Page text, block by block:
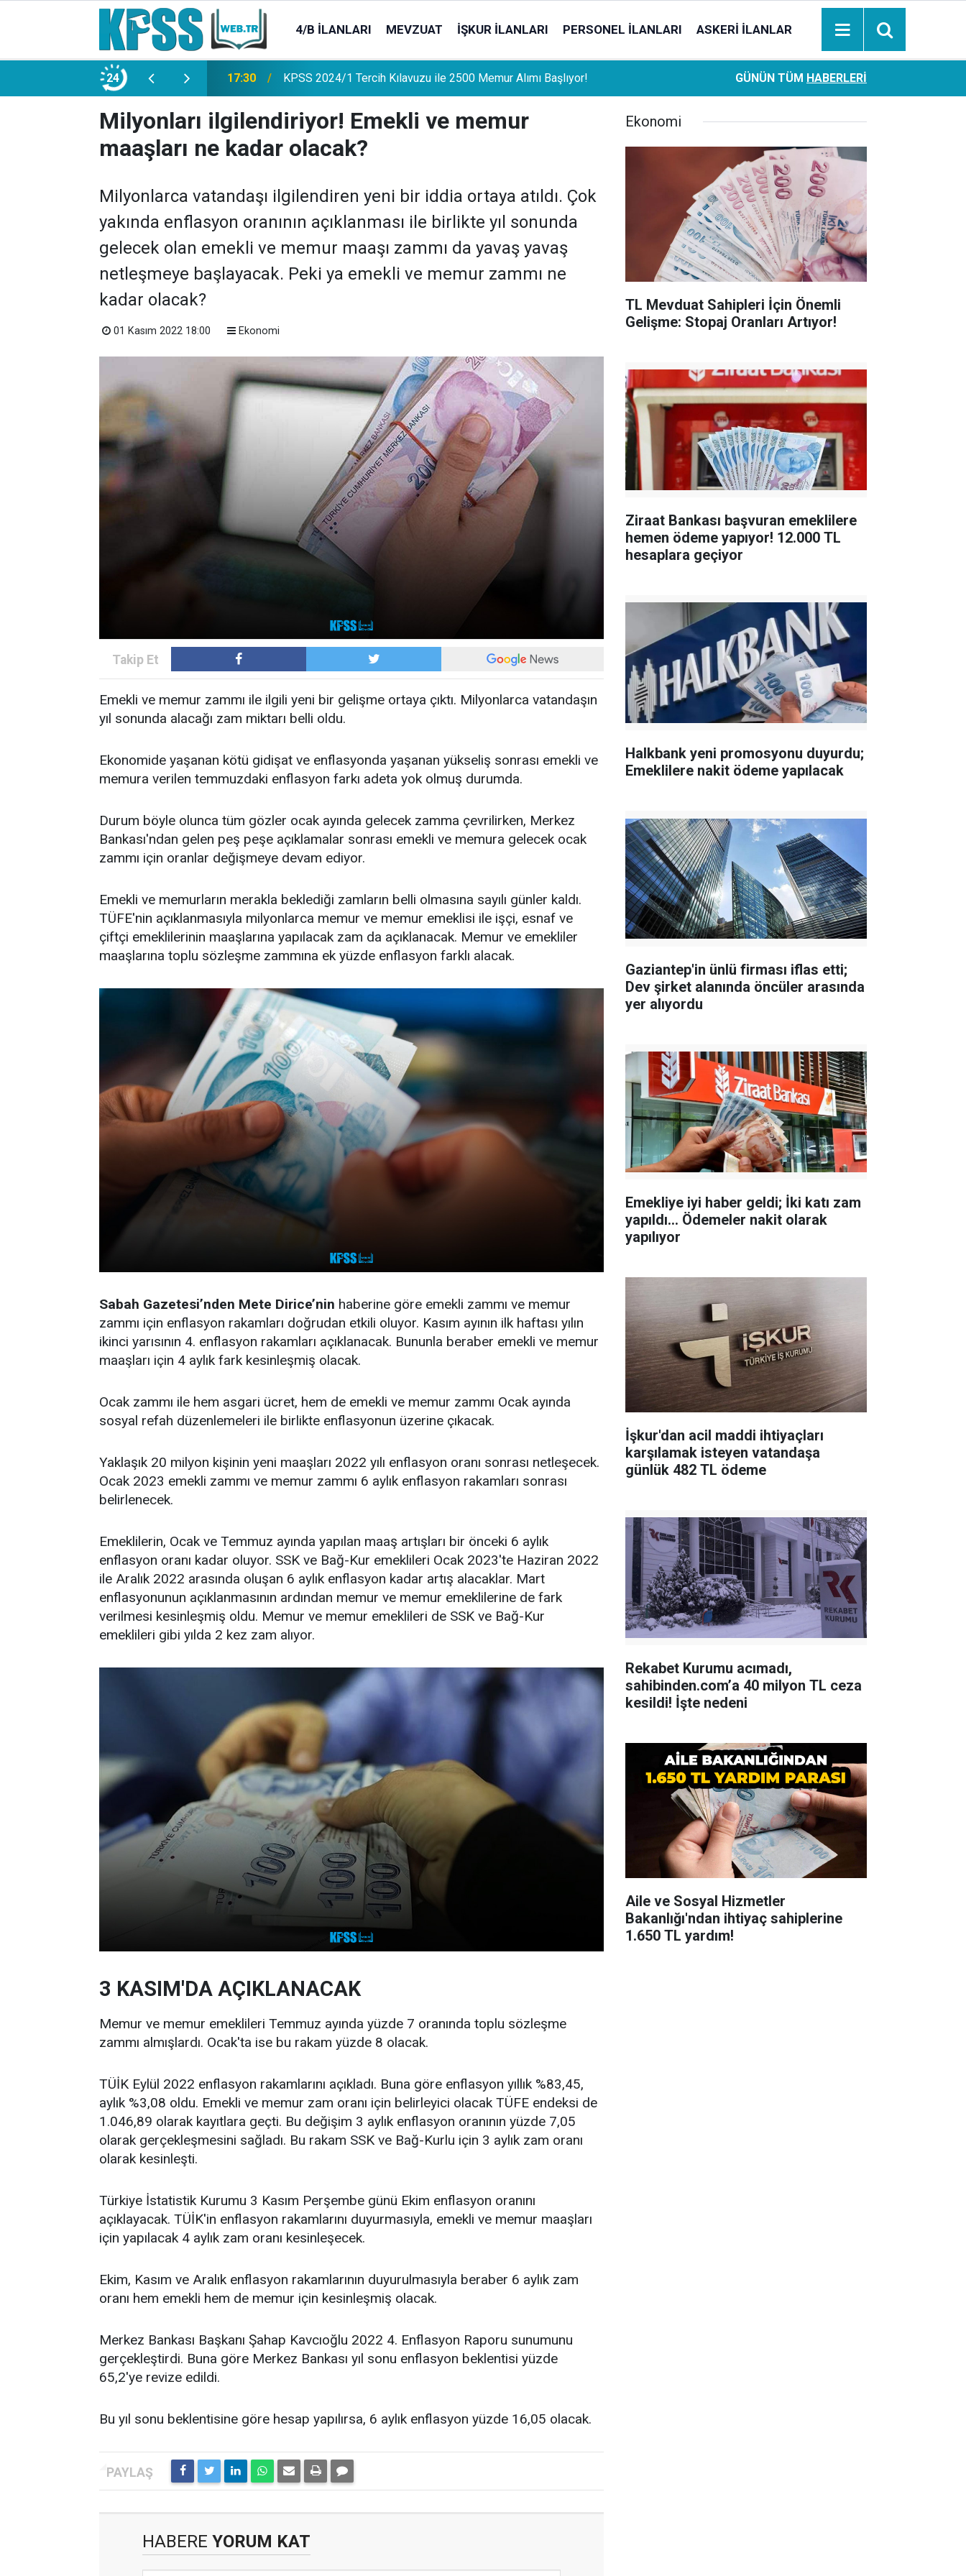
4/B İLANLARI MEVZUAT İŞKUR İLANLARI PERSONEL İLANLARI ASKERI İLANLAR
24
Memur Alımı Başlıyor! 21:20 TL Mevduat Sahipleri İçin Önemli Gelişme: Stopaj Oranları Artıyor!
Ziraat Bankası başvuran emeklilere hemen ödeme
hesaplara geçiyor
GÜNÜN TÜM HABERLERI
Milyonları ilgilendiriyor! Emekli ve memur
maaşları ne kadar olacak?
Milyonlarca vatandaşı ilgilendiren yeni bir iddia ortaya atıldı. Çok
yakında enflasyon oranının açıklanması ile birlikte yıl sonunda
gelecek olan emekli ve memur maaşı zammı da yavaş yavaş
netleşmeye başlayacak. Peki ya emekli ve memur zammı ne
kadar olacak?
01 Kasım 2022 18:00 Ekonomi
Emekli ve memur zammı ile ilgili yeni bir gelişme ortaya çıktı. Milyonlarca vatandaşın
yıl sonunda alacağı zam miktarı belli oldu.
Ekonomide yaşanan kötü gidişat ve enflasyonda yaşanan yükseliş sonrası emekli ve
memura verilen temmuzdaki enflasyon farkı adeta yok olmuş durumda.
Durum böyle olunca tüm gözler ocak ayında gelecek zamma çevrilirken, Merkez
Bankası'ndan gelen peş peşe açıklamalar sonrası emekli ve memura gelecek ocak
zammı için oranlar değişmeye devam ediyor.
Emekli ve memurların merakla beklediği zamların belli olmasına sayılı günler kaldı.
TÜFE'nin açıklanmasıyla milyonlarca memur ve memur emeklisi ile işçi, esnaf ve
çiftçi emeklilerinin maaşlarına yapılacak zam da açıklanacak. Memur ve emekliler
maaşlarına toplu sözleşme zammına ek yüzde enflasyon farklı alacak.
Sabah Gazetesi’nden Mete Dirice’nin haberine göre emekli zammı ve memur
zammı için enflasyon rakamları doğrudan etkili oluyor. Kasım ayının ilk haftası yılın
ikinci yarısının 4. enflasyon rakamları açıklanacak. Bununla beraber emekli ve memur
maaşları için 4 aylık fark kesinleşmiş olacak.
Ocak zammı ile hem asgari ücret, hem de emekli ve memur zammı Ocak ayında
sosyal refah düzenlemeleri ile birlikte enflasyonun üzerine çıkacak.
Yaklaşık 20 milyon kişinin yeni maaşları 2022 yılı enflasyon oranı sonrası netleşecek.
Ocak 2023 emekli zammı ve memur zammı 6 aylık enflasyon rakamları sonrası
belirlenecek.
Emeklilerin, Ocak ve Temmuz ayında yapılan maaş artışları bir önceki 6 aylık
enflasyon oranı kadar oluyor. SSK ve Bağ-Kur emeklileri Ocak 2023'te Haziran 2022
ile Aralık 2022 arasında oluşan 6 aylık enflasyon kadar artış alacaklar. Mart
enflasyonunun açıklanmasının ardından memur ve memur emeklilerine de fark
verilmesi kesinleşmiş oldu. Memur ve memur emeklileri de SSK ve Bağ-Kur
emeklileri gibi yılda 2 kez zam alıyor.
3 KASIM'DA AÇIKLANACAK
Memur ve memur emeklileri Temmuz ayında yüzde 7 oranında toplu sözleşme
zammı almışlardı. Ocak'ta ise bu rakam yüzde 8 olacak.
TÜİK Eylül 2022 enflasyon rakamlarını açıkladı. Buna göre enflasyon yıllık %83,45,
aylık %3,08 oldu. Emekli ve memur zam oranı için belirleyici olacak TÜFE endeksi de
1.046,89 olarak kayıtlara geçti. Bu değişim 3 aylık enflasyon oranının yüzde 7,05
olarak gerçekleşmesini sağladı. Bu rakam SSK ve Bağ-Kurlu için 3 aylık zam oranı
olarak kesinleşti.
Türkiye İstatistik Kurumu 3 Kasım Perşembe günü Ekim enflasyon oranını
açıklayacak. TÜİK'in enflasyon rakamlarını duyurmasıyla, emekli ve memur maaşları
için yapılacak 4 aylık zam oranı kesinleşecek.
Ekim, Kasım ve Aralık enflasyon rakamlarının duyurulmasıyla beraber 6 aylık zam
oranı hem emekli hem de memur için kesinleşmiş olacak.
Merkez Bankası Başkanı Şahap Kavcıoğlu 2022 4. Enflasyon Raporu sunumunu
gerçekleştirdi. Buna göre Merkez Bankası yıl sonu enflasyon beklentisi yüzde
65,2'ye revize edildi.
Bu yıl sonu beklentisine göre hesap yapılırsa, 6 aylık enflasyon yüzde 16,05 olacak.
HABERE YORUM KAT
Ekonomi
TL Mevduat Sahipleri İçin Önemli
Gelişme: Stopaj Oranları Artıyor!
Ziraat Bankası başvuran emeklilere
hemen ödeme yapıyor! 12.000 TL
hesaplara geçiyor
Halkbank yeni promosyonu duyurdu;
Emeklilere nakit ödeme yapılacak
Gaziantep'in ünlü firması iflas etti;
Dev şirket alanında öncüler arasında
yer alıyordu
Emekliye iyi haber geldi; İki katı zam
yapıldı... Ödemeler nakit olarak
yapılıyor
İşkur'dan acil maddi ihtiyaçları
karşılamak isteyen vatandaşa
günlük 482 TL ödeme
Rekabet Kurumu acımadı,
sahibinden.com’a 40 milyon TL ceza
kesildi! İşte nedeni
Aile ve Sosyal Hizmetler
Bakanlığı'ndan ihtiyaç sahiplerine
1.650 TL yardım!